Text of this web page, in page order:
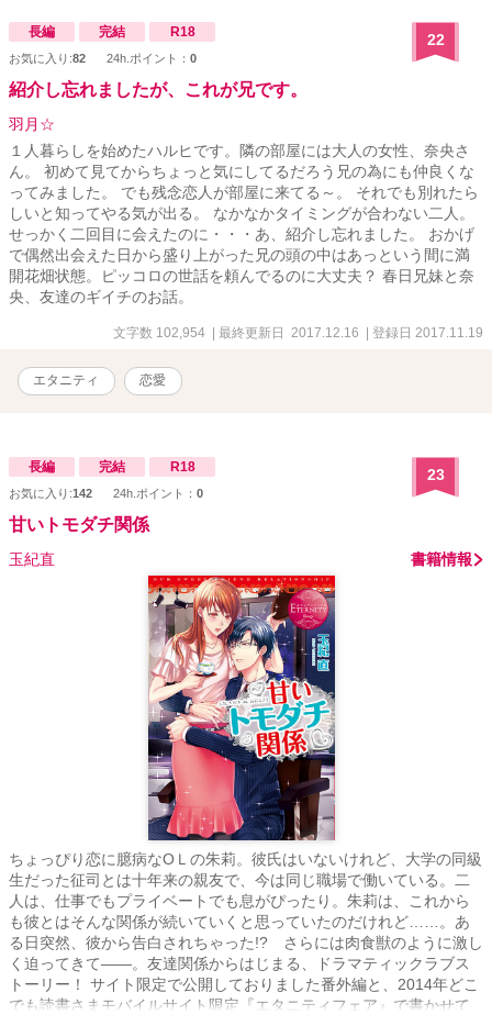
長編 完結 R18
お気に入り:82 24h.ポイント： 0
22
紹介し忘れましたが、これが兄です。
羽月☆
１人暮らしを始めたハルヒです。隣の部屋には大人の女性、奈央さ
ん。 初めて見てからちょっと気にしてるだろう兄の為にも仲良くな
ってみました。 でも残念恋人が部屋に来てる～。 それでも別れたら
しいと知ってやる気が出る。 なかなかタイミングが合わない二人。
せっかく二回目に会えたのに・・・あ、紹介し忘れました。 おかげ
で偶然出会えた日から盛り上がった兄の頭の中はあっという間に満
開花畑状態。ピッコロの世話を頼んでるのに大丈夫？ 春日兄妹と奈
央、友達のギイチのお話。
文字数 102,954 | 最終更新日 2017.12.16 | 登録日 2017.11.19
エタニティ 恋愛
長編 完結 R18
お気に入り:142 24h.ポイント： 0
23
甘いトモダチ関係
玉紀直 書籍情報
ちょっぴり恋に臆病なОＬの朱莉。彼氏はいないけれど、大学の同級
生だった征司とは十年来の親友で、今は同じ職場で働いている。二
人は、仕事でもプライベートでも息がぴったり。朱莉は、これから
も彼とはそんな関係が続いていくと思っていたのだけれど……。あ
る日突然、彼から告白されちゃった!? さらには肉食獣のように激し
く迫ってきて――。友達関係からはじまる、ドラマティックラブス
トーリー！ サイト限定で公開しておりました番外編と、2014年どこ
でも読書さまモバイルサイト限定『エタニティフェア』で書かせて